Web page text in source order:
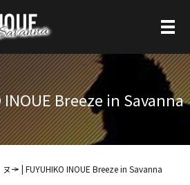
INOUE Breeze in Savanna
ヌー | FUYUHIKO INOUE Breeze in Savanna